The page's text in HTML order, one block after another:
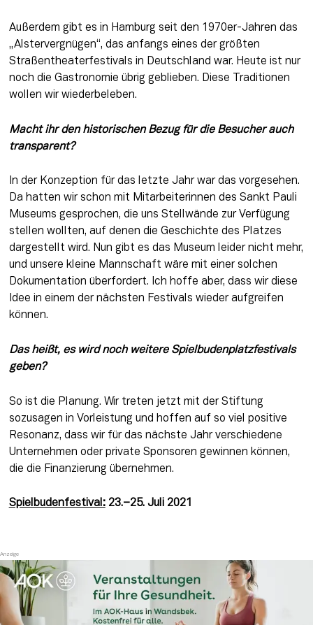
Außerdem gibt es in Hamburg seit den 1970er-Jahren das
„Alstervergnügen“, das anfangs eines der größten
Straßentheaterfestivals in Deutschland war. Heute ist nur
noch die Gastronomie übrig geblieben. Diese Traditionen
wollen wir wiederbeleben.
Macht ihr den historischen Bezug für die Besucher auch
transparent?
In der Konzeption für das letzte Jahr war das vorgesehen.
Da hatten wir schon mit Mitarbeiterinnen des Sankt Pauli
Museums gesprochen, die uns Stellwände zur Verfügung
stellen wollten, auf denen die Geschichte des Platzes
dargestellt wird. Nun gibt es das Museum leider nicht mehr,
und unsere kleine Mannschaft wäre mit einer solchen
Dokumentation überfordert. Ich hoffe aber, dass wir diese
Idee in einem der nächsten Festivals wieder aufgreifen
können.
Das heißt, es wird noch weitere Spielbudenplatzfestivals
geben?
So ist die Planung. Wir treten jetzt mit der Stiftung
sozusagen in Vorleistung und hoffen auf so viel positive
Resonanz, dass wir für das nächste Jahr verschiedene
Unternehmen oder private Sponsoren gewinnen können,
die die Finanzierung übernehmen.
Spielbudenfestival : 23.–25. Juli 2021